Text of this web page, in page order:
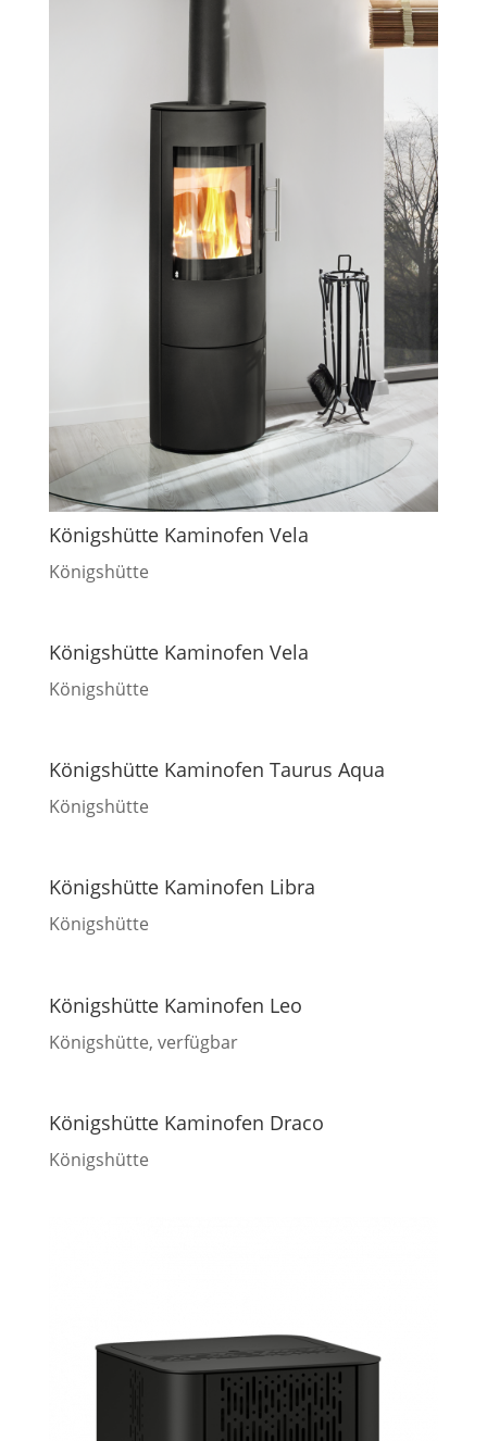
Königshütte Kaminofen Vela
Königshütte
Königshütte Kaminofen Vela
Königshütte
Königshütte Kaminofen Taurus Aqua
Königshütte
Königshütte Kaminofen Libra
Königshütte
Königshütte Kaminofen Leo
Königshütte, verfügbar
Königshütte Kaminofen Draco
Königshütte